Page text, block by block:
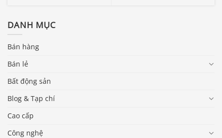
DANH MỤC
Bán hàng
Bán lẻ
Bất động sản
Blog & Tạp chí
Cao cấp
Công nghệ